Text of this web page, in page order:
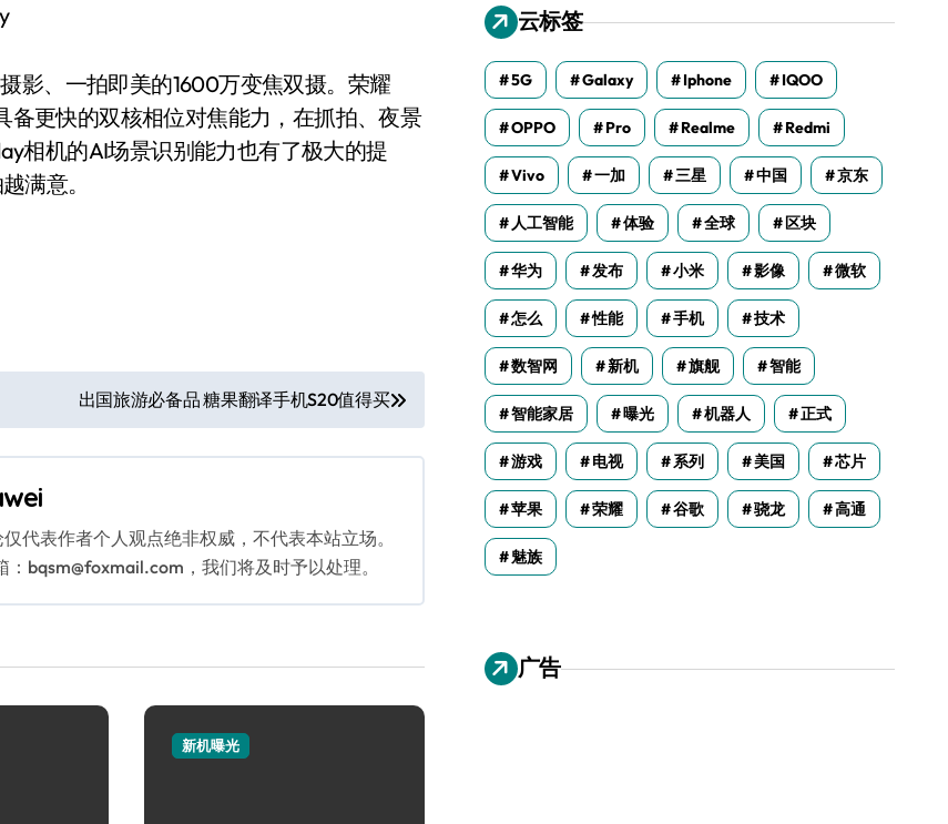
、一拍即美的1600万变焦双摄。荣耀
更快的双核相位对焦能力，在抓拍、夜景
相机的AI场景识别能力也有了极大的提
满意。
出国旅游必备品 糖果翻译手机S20值得买
代表作者个人观点绝非权威，不代表本站立场。
bqsm@foxmail.com，我们将及时予以处理。
新机曝光
云标签
5G Galaxy Iphone IQOO
OPPO Pro Realme Redmi
Vivo 一加 三星 中国 京东
人工智能 体验 全球 区块
华为 发布 小米 影像 微软
怎么 性能 手机 技术
数智网 新机 旗舰 智能
智能家居 曝光 机器人 正式
游戏 电视 系列 美国 芯片
苹果 荣耀 谷歌 骁龙 高通
魅族
广告